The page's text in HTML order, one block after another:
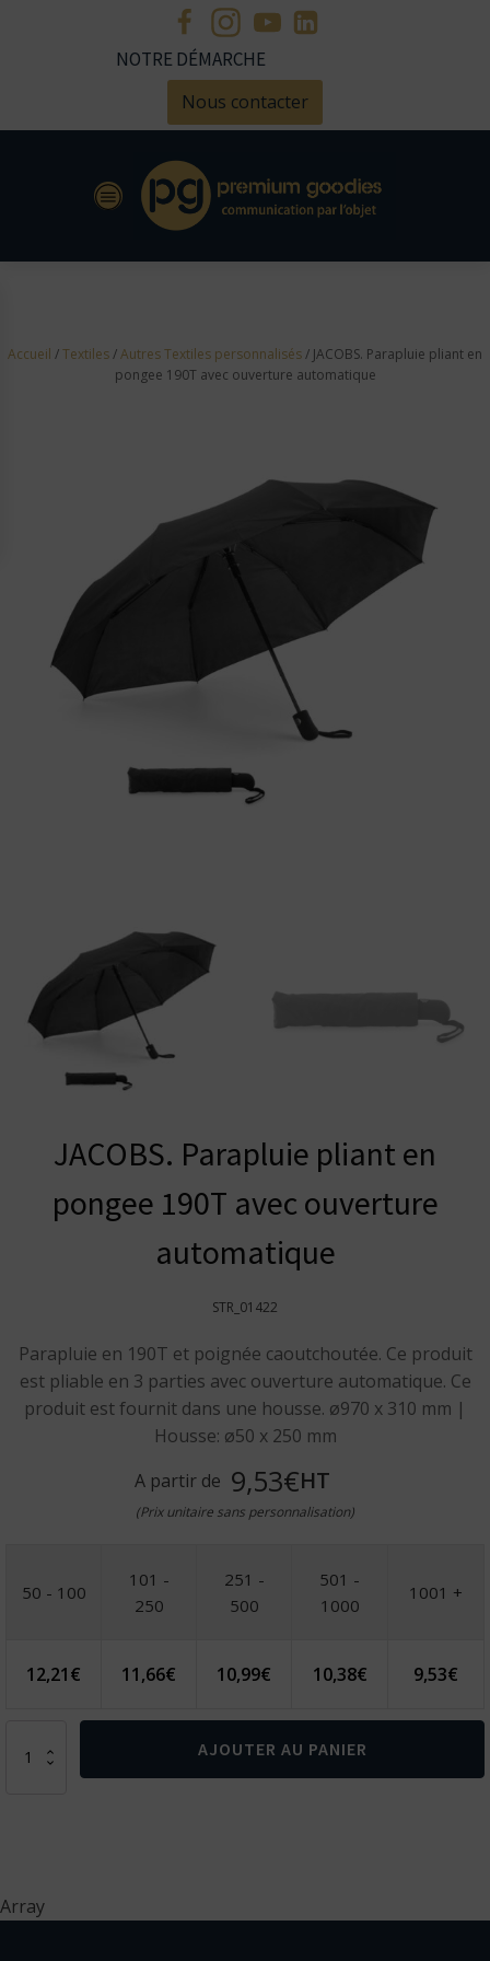
NOTRE DÉMARCHE
Nous contacter
Accueil /Textiles/Autres Textiles personnalisés/ JACOBS. Parapluie pliant en
pongee 190T avec ouverture automatique
JACOBS. Parapluie pliant en
pongee 190T avec ouverture
automatique
STR_01422
Parapluie en 190T et poignée caoutchoutée. Ce produit
est pliable en 3 parties avec ouverture automatique. Ce
produit est fournit dans une housse. ø970 x 310 mm |
Housse: ø50 x 250 mm
A partir de 9,53€HT
(Prix unitaire sans personnalisation)
50 - 100
101 -
250
251 -
500
501 -
1000
1001 +
12,21€ 11,66€ 10,99€ 10,38€ 9,53€
avec
ouverture
AJOUTER AU PANIER
Array